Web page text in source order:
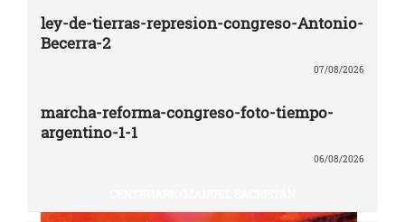
ley-de-tierras-represion-congreso-Antonio-
Becerra-2
07/08/2026
marcha-reforma-congreso-foto-tiempo-
argentino-1-1
06/08/2026